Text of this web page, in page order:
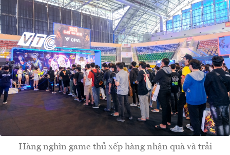
Hàng nghìn game thủ xếp hàng nhận quà và trải